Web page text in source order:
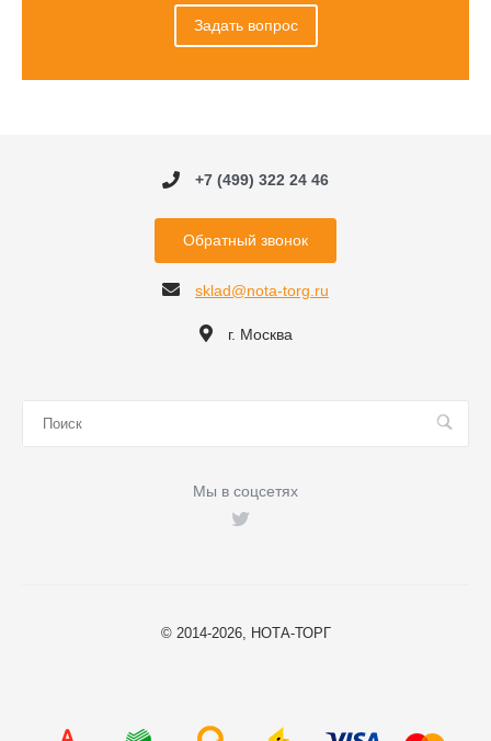
Задать вопрос
+7 (499) 322 24 46
Обратный звонок
sklad@nota-torg.ru
г. Москва
Мы в соцсетях
© 2014-2026, НОТА-ТОРГ